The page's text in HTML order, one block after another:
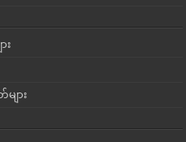
း
ျား